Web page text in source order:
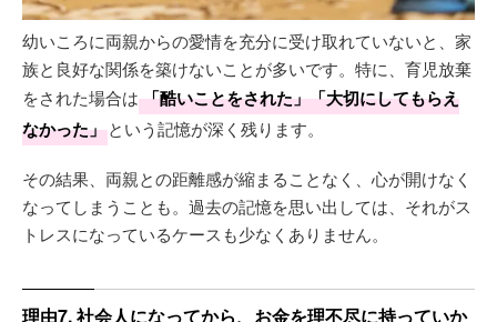
幼いころに両親からの愛情を充分に受け取れていないと、家
族と良好な関係を築けないことが多いです。特に、育児放棄
をされた場合は 「酷いことをされた」「大切にしてもらえ
なかった」という記憶が深く残ります。
その結果、両親との距離感が縮まることなく、心が開けなく
なってしまうことも。過去の記憶を思い出しては、それがス
トレスになっているケースも少なくありません。
理由7. 社会人になってから、お金を理不尽に持っていか